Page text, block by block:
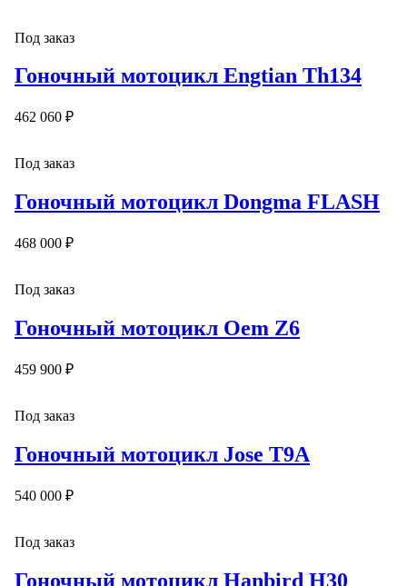
Под заказ
Гоночный мотоцикл Engtian Th134
462 060 ₽
Под заказ
Гоночный мотоцикл Dongma FLASH
468 000 ₽
Под заказ
Гоночный мотоцикл Oem Z6
459 900 ₽
Под заказ
Гоночный мотоцикл Jose T9A
540 000 ₽
Под заказ
Гоночный мотоцикл Hanbird H30